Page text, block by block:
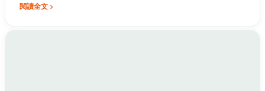
silenciosamente en Taiwán. Los nuevos residentes no solo traen las
閱讀全文